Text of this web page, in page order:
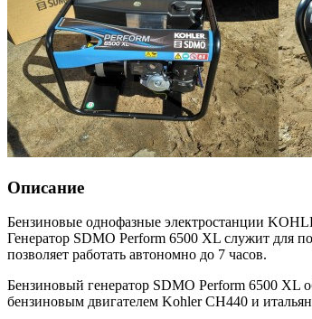
Описание
Бензиновые однофазные электростанции
Генератор SDMO Perform 6500 XL служит для
позволяет работать автономно до 7 часов.
Бензиновый генератор SDMO Perform 6500
бензиновым двигателем Kohler CH440 и